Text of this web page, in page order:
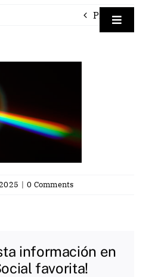
Toggle
Previous
| 0 Comments
información en
favorita!